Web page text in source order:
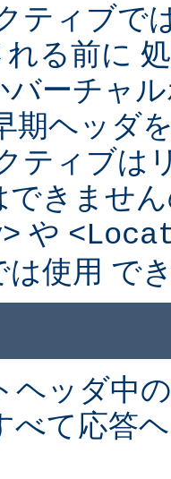
ティブで
る前に
バーチャ
期ヘッダ
ティブは
できませ
や
は使用 で
ヘッダ中
べて応答